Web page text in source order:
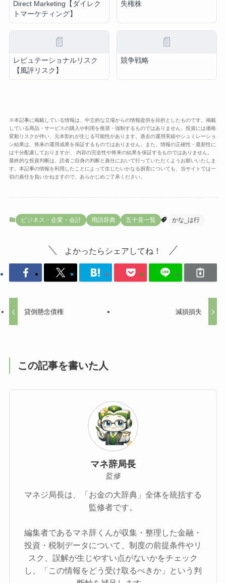
Direct Marketing【ダイレク
トマーケティング】
失権株
📄
レピュテーショナルリスク
【風評リスク】
📄
競争戦略
※本記事に掲載している情報は、中立的な立場からの情報提供を目的としたものです。掲載
している商品・サービスの購入や利用を推奨・強制するものではありません。投資には価格
変動リスクが伴い、元本割れが生じる可能性があります。過去の運用実績やシュミレーショ
ン結果は、将来の運用成果を保証するものではありません。また、情報の正確性・最新性に
は十分配慮しておりますが、 内容の完全性や将来の結果を保証するものではありません。
最終的な投資判断は、読者ご自身の判断と責任において行っていただくようお願いいたしま
す。本記事の情報を利用したことによって生じたいかなる損害についても、当サイトでは一
切の責任を負いかねますので、あらかじめご了承ください。
ビジネス・企業・会計 用語辞典 五十音一覧 かな_は行
よかったらシェアしてね！
貸倒懸念債権 減損損失
この記事を書いた人
マネ辞局長
監修
マネジ局長は、「お金の大辞典」全体を統括する
監修者です。
編集者であるマネ辞くんが収集・整理した金融・
投資・税制データについて、制度の前提条件やリ
スク、誤解が生じやすい点がないかをチェック
し、「この情報をどう受け取るべきか」という判